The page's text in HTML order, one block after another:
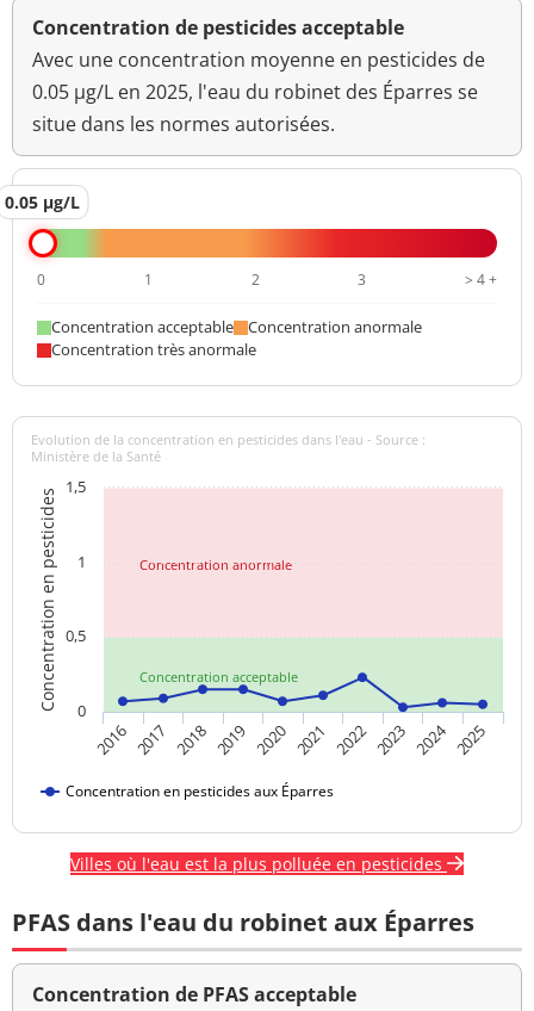
Concentration de pesticides acceptable
Avec une concentration moyenne en pesticides de
0.05 µg/L en 2025, l'eau du robinet des Éparres se
situe dans les normes autorisées.
0.05 µg/L
0 1 2 3 > 4 +
Concentration acceptable
Concentration anormale
Concentration très anormale
Concentration acceptable
Concentration anormale
Concentration en pesticides
Evolution de la concentration en pesticides dans l'eau - Source :
Ministère de la Santé
Concentration en pesticides aux Éparres
2016 2017 2018 2019 2020 2021 2022 2023 2024 2025
0
0,5
1
1,5
Villes où l'eau est la plus polluée en pesticides
PFAS dans l'eau du robinet aux Éparres
Concentration de PFAS acceptable